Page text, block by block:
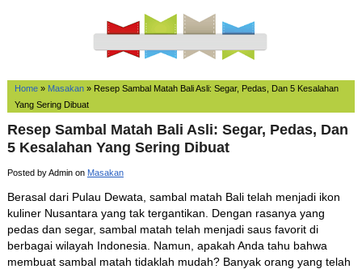
Home» Masakan» Resep Sambal Matah Bali Asli: Segar, Pedas, Dan 5 Kesalahan
Yang Sering Dibuat
Resep Sambal Matah Bali Asli: Segar, Pedas, Dan
5 Kesalahan Yang Sering Dibuat
Posted by Admin on Masakan
Berasal dari Pulau Dewata, sambal matah Bali telah menjadi ikon
kuliner Nusantara yang tak tergantikan. Dengan rasanya yang
pedas dan segar, sambal matah telah menjadi saus favorit di
berbagai wilayah Indonesia. Namun, apakah Anda tahu bahwa
membuat sambal matah tidaklah mudah? Banyak orang yang telah